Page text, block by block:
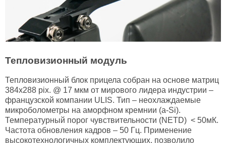
Тепловизионный модуль
Тепловизионный блок прицела собран на основе матриц
384x288 pix. @ 17 мкм от мирового лидера индустрии –
французской компании ULIS. Тип – неохлаждаемые
микроболометры на аморфном кремнии (a-Si).
Температурный порог чувствительности (NETD) < 50мК.
Частота обновления кадров – 50 Гц. Применение
высокотехнологичных комплектующих, позволило